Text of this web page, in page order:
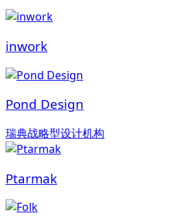
inwork
Pond Design
瑞典战略型设计机构
Ptarmak